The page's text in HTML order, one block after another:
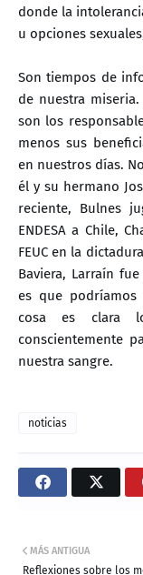
donde la
u opciones
Son tiempos de
de nuestra
son los
menos sus
en nuestros días.
él y su hermano
reciente, Bulnes
ENDESA a Chile,
FEUC en la
Baviera, Larraín
es que
cosa es clara
conscientemente
nuestra sangre.
noticias
MÁS ANTIGUA
Reflexiones sobre los